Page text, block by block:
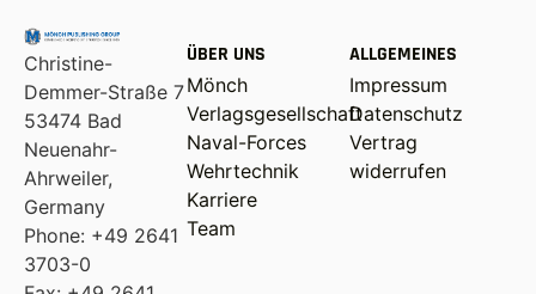
Christine-
Demmer-Straße 7
53474 Bad
Neuenahr-
Ahrweiler,
Germany
Phone: +49 2641
3703-0
ÜBER UNS
Mönch
Verlagsgesellschaft
Naval-Forces
Wehrtechnik
Karriere
Team
ALLGEMEINES
Impressum
Datenschutz
Vertrag
widerrufen